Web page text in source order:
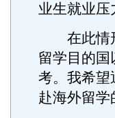
业生就业
在此情形
留学目的
考。我希望
赴海外留学